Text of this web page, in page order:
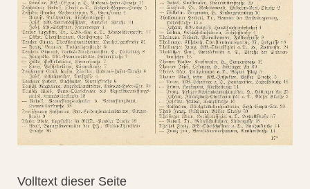
Volltext dieser Seite